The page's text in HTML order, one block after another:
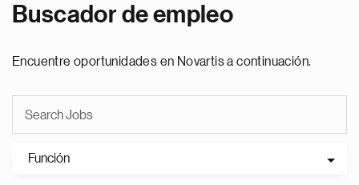
Buscador de empleo
Encuentre oportunidades en Novartis a continuación.
Función